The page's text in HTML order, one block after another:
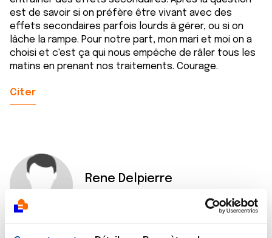
est de savoir si on préfère être vivant avec des
effets secondaires parfois lourds à gérer, ou si on
lâche la rampe. Pour notre part, mon mari et moi on a
choisi et c'est ça qui nous empêche de râler tous les
matins en prenant nos traitements. Courage.
Citer
Rene Delpierre